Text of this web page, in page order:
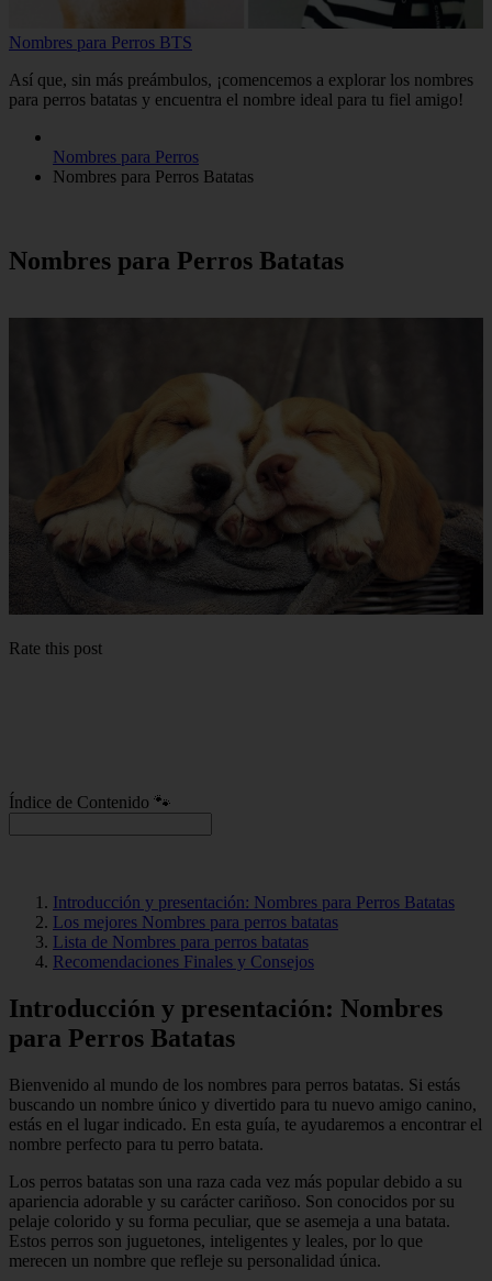
Nombres para Perros BTS
Así que, sin más preámbulos, ¡comencemos a explorar los nombres
para perros batatas y encuentra el nombre ideal para tu fiel amigo!
Nombres para Perros
Nombres para Perros Batatas
Nombres para Perros Batatas
Rate this post
Índice de Contenido 🐾
Introducción y presentación: Nombres para Perros Batatas
Los mejores Nombres para perros batatas
Lista de Nombres para perros batatas
Recomendaciones Finales y Consejos
Introducción y presentación: Nombres
para Perros Batatas
Bienvenido al mundo de los nombres para perros batatas. Si estás
buscando un nombre único y divertido para tu nuevo amigo canino,
estás en el lugar indicado. En esta guía, te ayudaremos a encontrar el
nombre perfecto para tu perro batata.
Los perros batatas son una raza cada vez más popular debido a su
apariencia adorable y su carácter cariñoso. Son conocidos por su
pelaje colorido y su forma peculiar, que se asemeja a una batata.
Estos perros son juguetones, inteligentes y leales, por lo que
merecen un nombre que refleje su personalidad única.